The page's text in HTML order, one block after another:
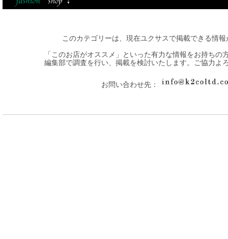
このカテゴリーは、現在ユクサスで掲載できる情
「このお店がオススメ」といった有力な情報をお持ちの
編集部で調査を行い、掲載を検討いたします。ご協力よ
お問い合わせ先：